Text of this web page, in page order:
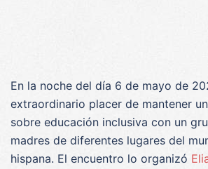
En la noche del día 6 de mayo de
extraordinario placer de mantener
sobre educación inclusiva con un
madres de diferentes lugares del
hispana. El encuentro lo organizó